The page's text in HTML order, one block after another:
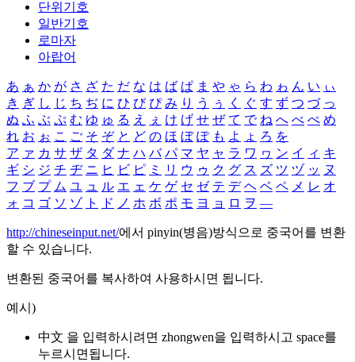
단위기호
일반기호
로마자
아랍어
あ ぁ か が さ ざ た だ な は ば ぱ ま や ゃ ら わ ゎ ん い ぃ
き ぎ し じ ち ぢ に ひ び ぴ み り う ぅ く ぐ す ず つ づ っ
ぬ ふ ぶ ぷ む ゆ ゅ る え ぇ け げ せ ぜ て で ね へ べ ぺ め
れ お ぉ こ ご そ ぞ と ど の ほ ぼ ぽ も よ ょ ろ を
ア ァ カ サ ザ タ ダ ナ ハ バ パ マ ヤ ャ ラ ワ ヮ ン イ ィ キ
ギ シ ジ チ ヂ ニ ヒ ビ ピ ミ リ ウ ゥ ク グ ス ズ ツ ヅ ッ ヌ
フ ブ プ ム ユ ュ ル エ ェ ケ ゲ セ ゼ テ デ ヘ ベ ペ メ レ オ
ォ コ ゴ ソ ゾ ト ド ノ ホ ボ ポ モ ヨ ョ ロ ヲ ―
http://chineseinput.net/에서 pinyin(병음)방식으로 중국어를 변환
할 수 있습니다.
변환된 중국어를 복사하여 사용하시면 됩니다.
예시)
中文 을 입력하시려면 zhongwen을 입력하시고 space를
누르시면됩니다.